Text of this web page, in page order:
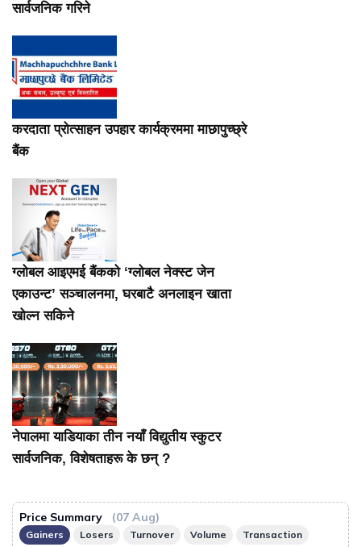
सार्वजनिक गरिने
करदाता प्रोत्साहन उपहार कार्यक्रममा माछापुच्छ्रे
बैंक
ग्लोबल आइएमई बैंकको ‘ग्लोबल नेक्स्ट जेन
एकाउन्ट’ सञ्चालनमा, घरबाटै अनलाइन खाता
खोल्न सकिने
नेपालमा याडियाका तीन नयाँ विद्युतीय स्कुटर
सार्वजनिक, विशेषताहरू के छन् ?